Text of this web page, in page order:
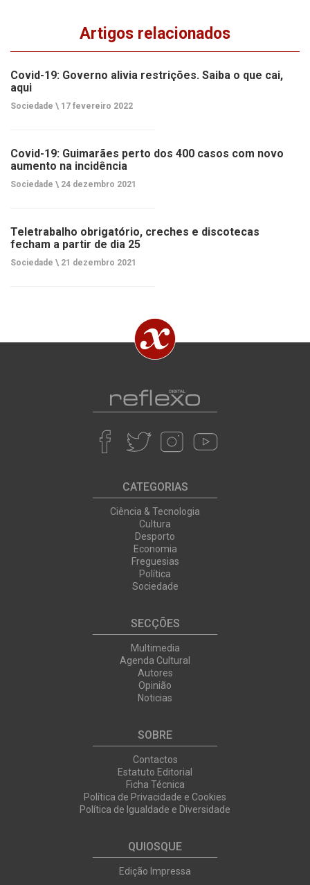
Artigos relacionados
Covid-19: Governo alivia restrições. Saiba o que cai,
aqui
Sociedade \ 17 fevereiro 2022
Covid-19: Guimarães perto dos 400 casos com novo
aumento na incidência
Sociedade \ 24 dezembro 2021
Teletrabalho obrigatório, creches e discotecas
fecham a partir de dia 25
Sociedade \ 21 dezembro 2021
CATEGORIAS
Ciência & Tecnologia
Cultura
Desporto
Economia
Freguesias
Política
Sociedade
SECÇÕES
Multimedia
Agenda Cultural
Autores
Opinião
Noticias
SOBRE
Contactos
Estatuto Editorial
Ficha Técnica
Política de Privacidade e Cookies
Política de Igualdade e Diversidade
QUIOSQUE
Edição Impressa